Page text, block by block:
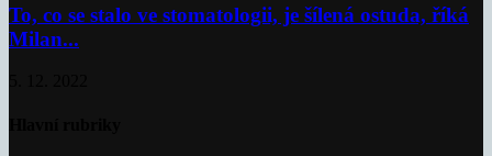
To, co se stalo ve stomatologii, je šílená ostuda, říká
Milan...